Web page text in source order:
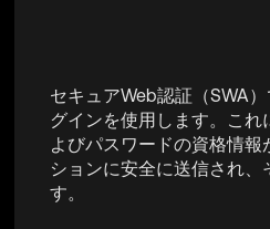
セキュアWeb認証（SWA
グインを使用します。これ
よびパスワードの資格情
ションに安全に送信され、
す。